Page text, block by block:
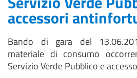
accessori
Bando di gara del
materiale di consumo
Servizio Verde Pubblico e